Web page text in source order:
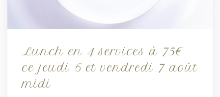
Lunch en 4 services à 75€
ce jeudi 6 et vendredi 7 août
midi